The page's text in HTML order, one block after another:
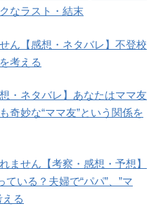
なラスト・結末
ん【感想・ネタバレ】不登校
考える
・ネタバレ】あなたはママ友
妙な“ママ友”という関係を
ません【考察・感想・予想】
いる？夫婦で“パパ”、”マ
る